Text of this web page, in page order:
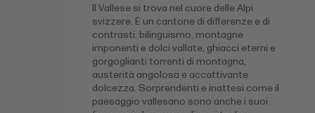
Il Vallese si trova nel cuore delle Alpi
svizzere. È un cantone di differenze e di
contrasti: bilinguismo, montagne
imponenti e dolci vallate, ghiacci eterni e
gorgoglianti torrenti di montagna,
austerità angolosa e accattivante
dolcezza. Sorprendenti e inattesi come il
paesaggio vallesano sono anche i suoi